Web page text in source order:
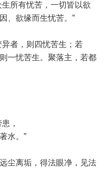
所有忧苦，一切皆以欲
、欲缘而生忧苦。”
者，则四忧苦生；若
一忧苦生。聚落主，若都
，
水。”
尘离垢，得法眼净，见法